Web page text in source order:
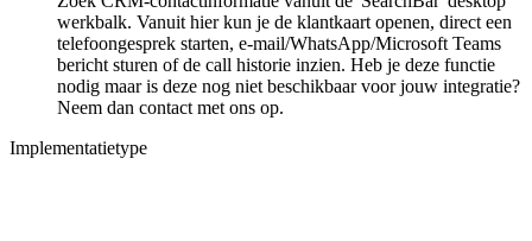
werkbalk. Vanuit hier kun je de klantkaart openen, direct een
telefoongesprek starten, e-mail/WhatsApp/Microsoft Teams
bericht sturen of de call historie inzien. Heb je deze functie
nodig maar is deze nog niet beschikbaar voor jouw integratie?
Neem dan contact met ons op.
Implementatietype